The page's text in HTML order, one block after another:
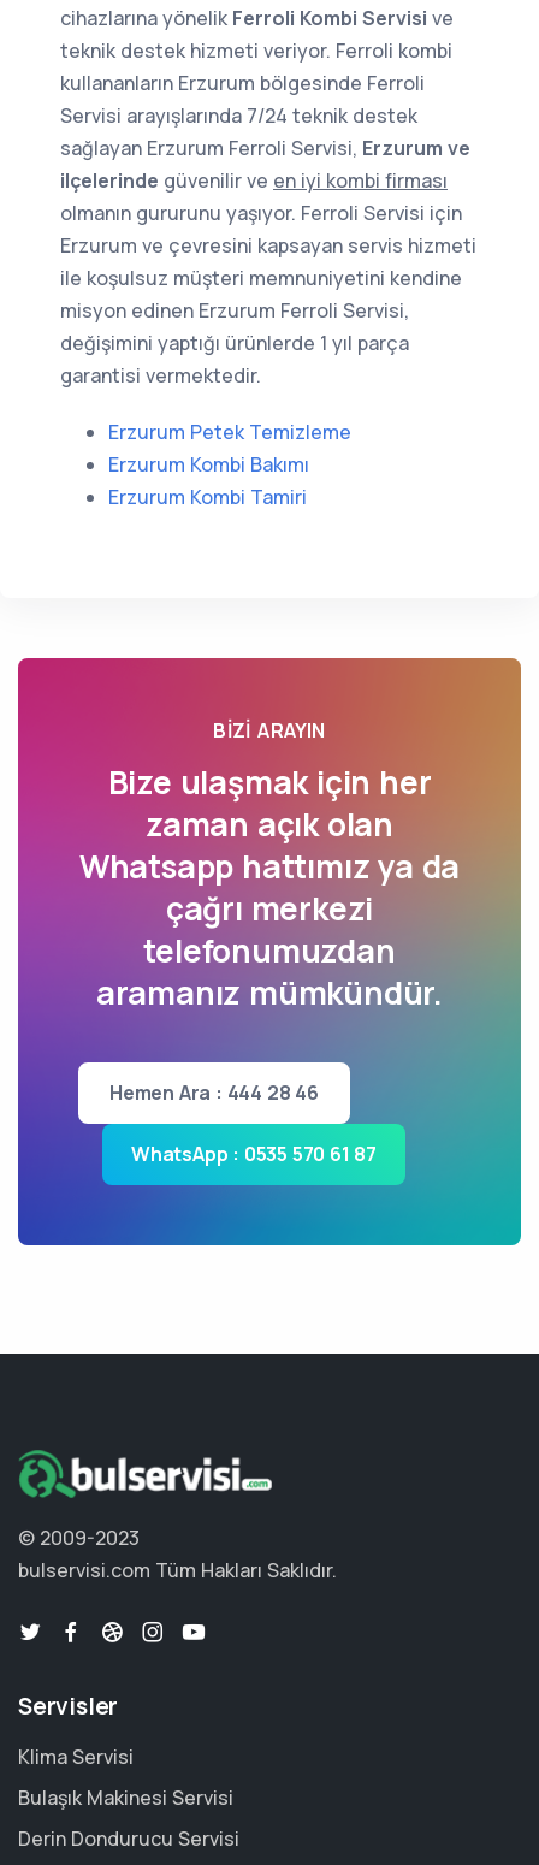
cihazlarına yönelik Ferroli Kombi Servisi ve
teknik destek hizmeti veriyor. Ferroli kombi
kullananların Erzurum bölgesinde Ferroli
Servisi arayışlarında 7/24 teknik destek
sağlayan Erzurum Ferroli Servisi, Erzurum ve
ilçelerinde güvenilir ve en iyi kombi firması
olmanın gururunu yaşıyor. Ferroli Servisi için
Erzurum ve çevresini kapsayan servis hizmeti
ile koşulsuz müşteri memnuniyetini kendine
misyon edinen Erzurum Ferroli Servisi,
değişimini yaptığı ürünlerde 1 yıl parça
garantisi vermektedir.
Erzurum Petek Temizleme
Erzurum Kombi Bakımı
Erzurum Kombi Tamiri
BIZI ARAYIN
Bize ulaşmak için her
zaman açık olan
Whatsapp hattımız ya da
çağrı merkezi
telefonumuzdan
aramanız mümkündür.
Hemen Ara : 444 28 46
WhatsApp : 0535 570 61 87
© 2009-2023
bulservisi.com Tüm Hakları Saklıdır.
Servisler
Klima Servisi
Bulaşık Makinesi Servisi
Derin Dondurucu Servisi